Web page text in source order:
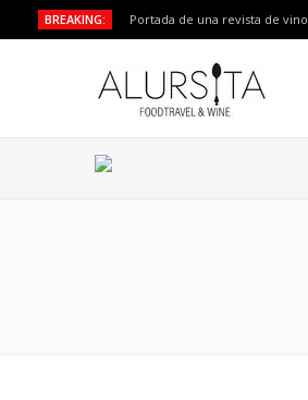
BREAKING: Portada de una revista de vino